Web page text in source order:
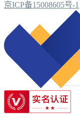
京ICP备15008605号-1